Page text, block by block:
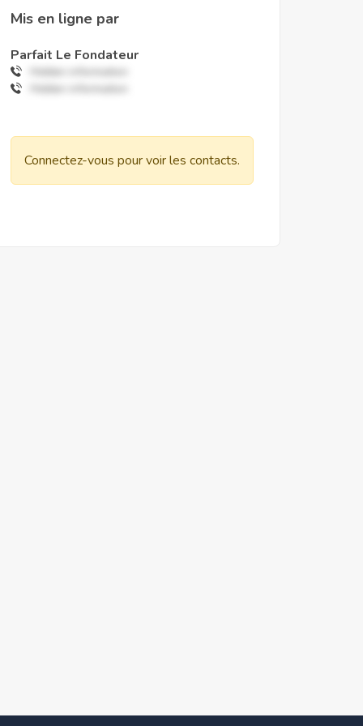
Mis en ligne par
Parfait Le Fondateur
Hidden information
Hidden information
Connectez-vous pour voir les contacts.